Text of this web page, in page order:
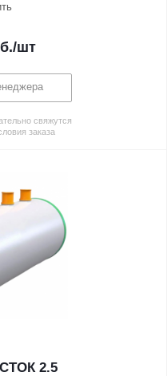
/шт
свяжутся
заказа
2.5